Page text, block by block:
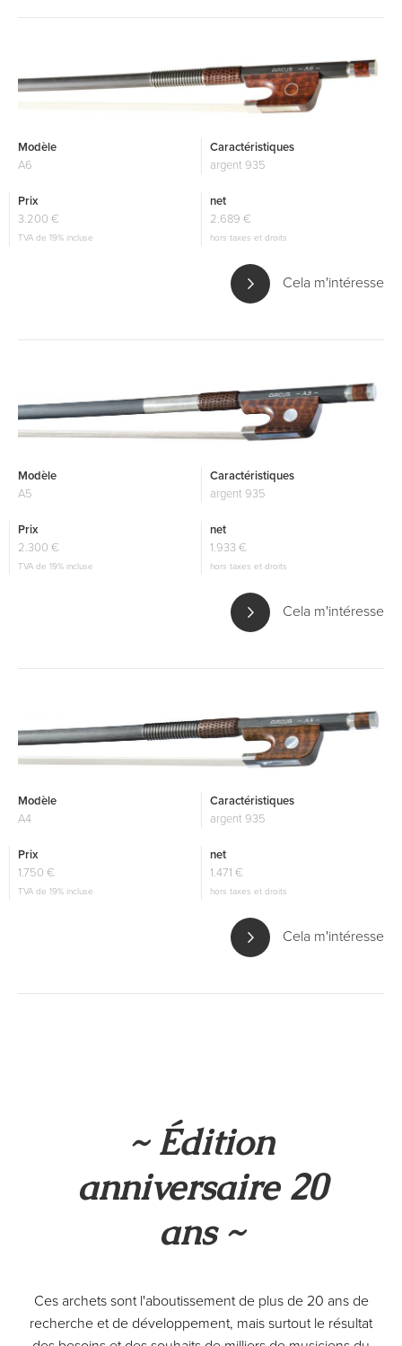
Modèle
A6
Caractéristiques
argent 935
Prix
3.200 €
TVA de 19% incluse
net
2.689 €
hors taxes et droits
Cela m'intéresse
Modèle
A5
Caractéristiques
argent 935
Prix
2.300 €
TVA de 19% incluse
net
1.933 €
hors taxes et droits
Cela m'intéresse
Modèle
A4
Caractéristiques
argent 935
Prix
1.750 €
TVA de 19% incluse
net
1.471 €
hors taxes et droits
Cela m'intéresse
~ Édition
anniversaire 20
ans ~
Ces archets sont l'aboutissement de plus de 20 ans de
recherche et de développement, mais surtout le résultat